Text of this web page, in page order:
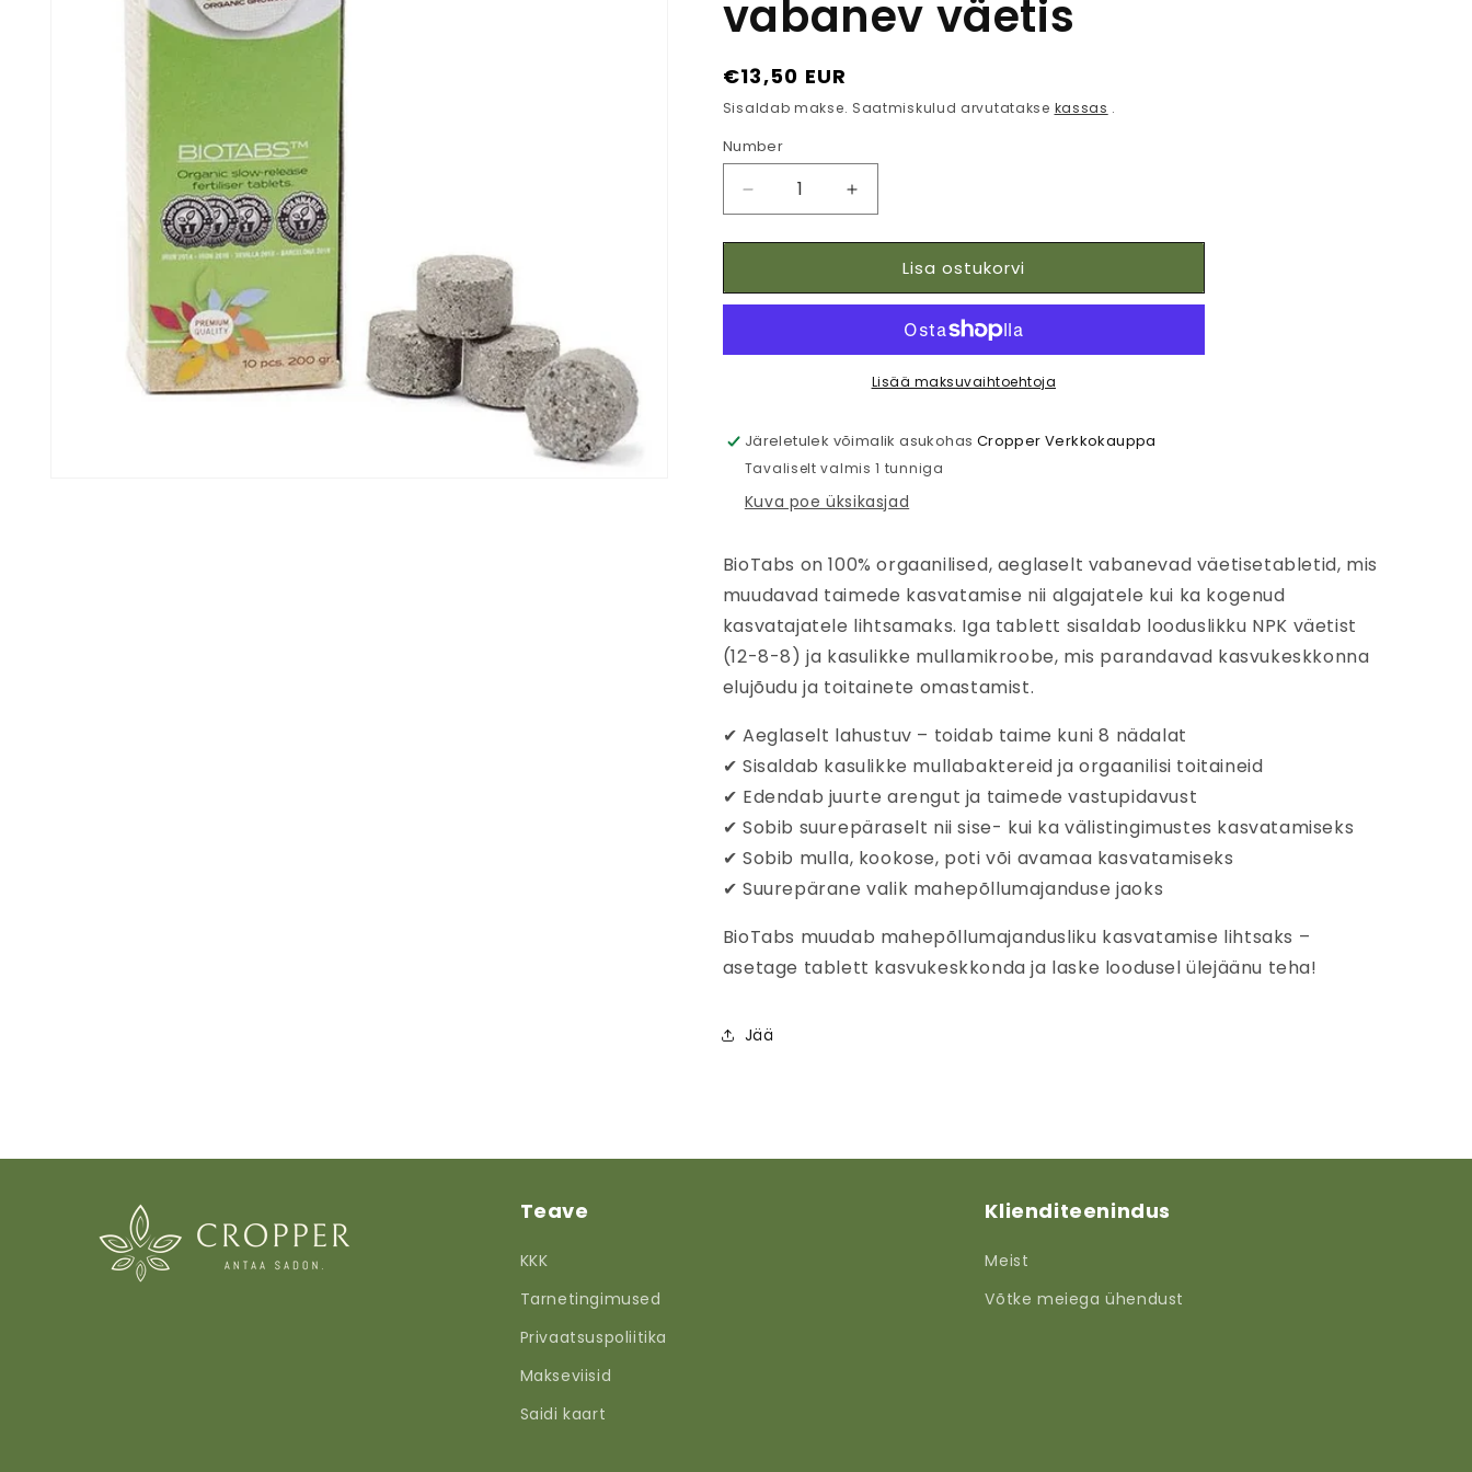
vabanev väetis
Tavaline
hind
€13,50 EUR
Sisaldab makse. Saatmiskulud arvutatakse kassas .
Number
Vähenda
toote
BioTabs
Toitumistablendid
|
väetis
kogust
Lisa
toote
kogus
BioTabs
-
Toitumistablendid
tk
vabanev
väetis
Lisa ostukorvi
Lisää maksuvaihtoehtoja
Järeletulek võimalik asukohas Cropper Verkkokauppa
Tavaliselt valmis 1 tunniga
Kuva poe üksikasjad
BioTabs on 100% orgaanilised, aeglaselt vabanevad väetisetabletid, mis
muudavad taimede kasvatamise nii algajatele kui ka kogenud
kasvatajatele lihtsamaks. Iga tablett sisaldab looduslikku NPK väetist
(12-8-8) ja kasulikke mullamikroobe, mis parandavad kasvukeskkonna
elujõudu ja toitainete omastamist.
✔ Aeglaselt lahustuv – toidab taime kuni 8 nädalat
✔ Sisaldab kasulikke mullabaktereid ja orgaanilisi toitaineid
✔ Edendab juurte arengut ja taimede vastupidavust
✔ Sobib suurepäraselt nii sise- kui ka välistingimustes kasvatamiseks
✔ Sobib mulla, kookose, poti või avamaa kasvatamiseks
✔ Suurepärane valik mahepõllumajanduse jaoks
BioTabs muudab mahepõllumajandusliku kasvatamise lihtsaks –
asetage tablett kasvukeskkonda ja laske loodusel ülejäänu teha!
Jää
Teave
KKK
Tarnetingimused
Privaatsuspoliitika
Makseviisid
Saidi kaart
Klienditeenindus
Meist
Võtke meiega ühendust